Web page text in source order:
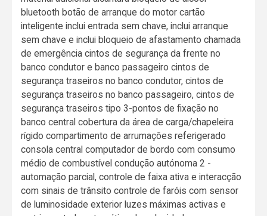
bluetooth botão de arranque do motor cartão
inteligente inclui entrada sem chave, inclui arranque
sem chave e inclui bloqueio de afastamento chamada
de emergência cintos de segurança da frente no
banco condutor e banco passageiro cintos de
segurança traseiros no banco condutor, cintos de
segurança traseiros no banco passageiro, cintos de
segurança traseiros tipo 3-pontos de fixação no
banco central cobertura da área de carga/chapeleira
rígido compartimento de arrumações referigerado
consola central computador de bordo com consumo
médio de combustível condução autónoma 2 -
automação parcial, controle de faixa ativa e interacção
com sinais de trânsito controle de faróis com sensor
de luminosidade exterior luzes máximas activas e